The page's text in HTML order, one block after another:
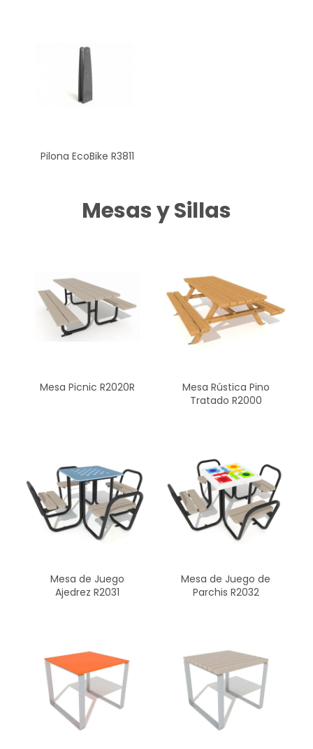
Pilona EcoBike R3811
Mesas y Sillas
Mesa Picnic R2020R
Mesa Rústica Pino
Tratado R2000
Mesa de Juego
Ajedrez R2031
Mesa de Juego de
Parchis R2032